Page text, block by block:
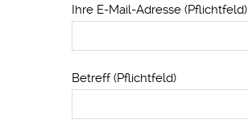
Ihre E-Mail-Adresse (Pflichtfeld)
Betreff (Pflichtfeld)